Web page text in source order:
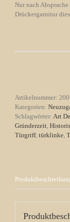
Nur nach
Drückergarnitur
Artikelnummer:
Kategorien:
Schlagwörter: Art
Gründerzeit
Türgriff, türklinke